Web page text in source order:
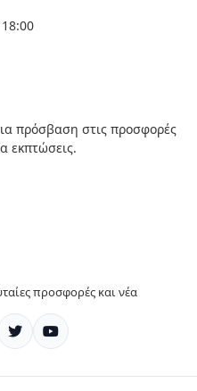
πρόσβαση στις προσφορές
εκπτώσεις.
προσφορές και νέα